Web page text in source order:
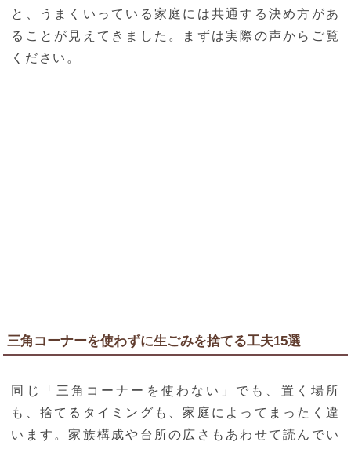
と、うまくいっている家庭には共通する決め方があ
ることが見えてきました。まずは実際の声からご覧
ください。
三角コーナーを使わずに生ごみを捨てる工夫15選
同じ「三角コーナーを使わない」でも、置く場所
も、捨てるタイミングも、家庭によってまったく違
います。家族構成や台所の広さもあわせて読んでい